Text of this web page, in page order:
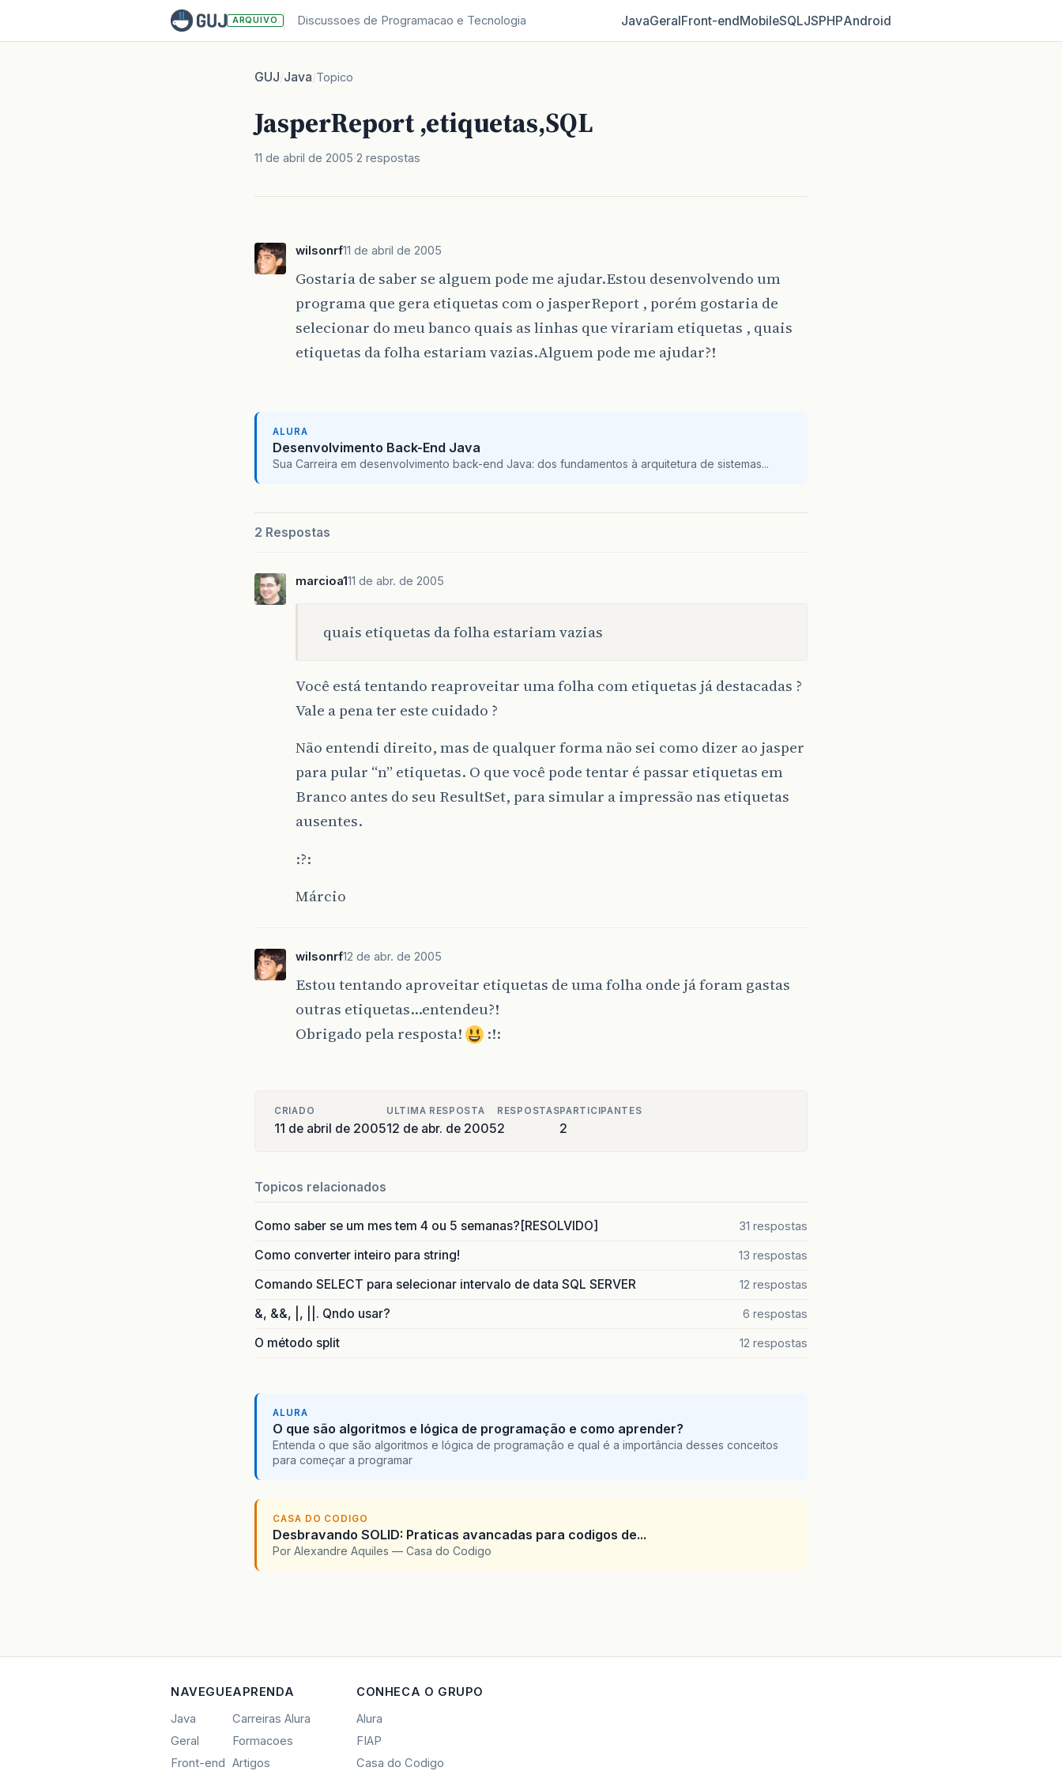
ARQUIVO Discussoes de Programacao e Tecnologia JavaGeralFront‑endMobileSQLJSPHPAndroid
GUJ/Java/Topico
JasperReport ,etiquetas,SQL
11 de abril de 2005 2 respostas
wilsonrf11 de abril de 2005
Gostaria de saber se alguem pode me ajudar.Estou desenvolvendo um
programa que gera etiquetas com o jasperReport , porém gostaria de
selecionar do meu banco quais as linhas que virariam etiquetas , quais
etiquetas da folha estariam vazias.Alguem pode me ajudar?!
ALURA
Desenvolvimento Back-End Java
Sua Carreira em desenvolvimento back-end Java: dos fundamentos à arquitetura de sistemas...
2 Respostas
marcioa111 de abr. de 2005
quais etiquetas da folha estariam vazias
Você está tentando reaproveitar uma folha com etiquetas já destacadas ?
Vale a pena ter este cuidado ?
Não entendi direito, mas de qualquer forma não sei como dizer ao jasper
para pular “n” etiquetas. O que você pode tentar é passar etiquetas em
Branco antes do seu ResultSet, para simular a impressão nas etiquetas
ausentes.
:?:
Márcio
wilsonrf12 de abr. de 2005
Estou tentando aproveitar etiquetas de uma folha onde já foram gastas
outras etiquetas…entendeu?!
Obrigado pela resposta!
:!:
CRIADO
11 de abril de 2005
ULTIMA RESPOSTA
12 de abr. de 2005
RESPOSTAS
2
PARTICIPANTES
2
Topicos relacionados
Como saber se um mes tem 4 ou 5 semanas?[RESOLVIDO] 31 respostas
Como converter inteiro para string! 13 respostas
Comando SELECT para selecionar intervalo de data SQL SERVER 12 respostas
&, &&, |, ||. Qndo usar? 6 respostas
O método split 12 respostas
ALURA
O que são algoritmos e lógica de programação e como aprender?
Entenda o que são algoritmos e lógica de programação e qual é a importância desses conceitos
para começar a programar
CASA DO CODIGO
Desbravando SOLID: Praticas avancadas para codigos de...
Por Alexandre Aquiles — Casa do Codigo
NAVEGUE
Java
Geral
Front-end
APRENDA
Carreiras Alura
Formacoes
Artigos
CONHECA O GRUPO
Alura
FIAP
Casa do Codigo